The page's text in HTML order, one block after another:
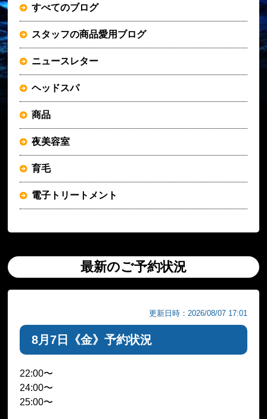
すべてのブログ
スタッフの商品愛用ブログ
ニュースレター
ヘッドスパ
商品
夜美容室
育毛
電子トリートメント
最新のご予約状況
更新日時：2026/08/07 17:01
8月7日《金》予約状況
22:00〜
24:00〜
25:00〜